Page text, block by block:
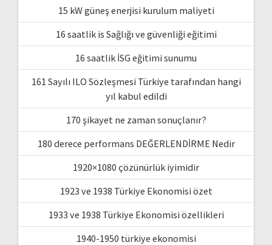
15 kW güneş enerjisi kurulum maliyeti
16 saatlik is Sağlığı ve güvenliği eğitimi
16 saatlik İSG eğitimi sunumu
161 Sayılı ILO Sözleşmesi Türkiye tarafından hangi
yıl kabul edildi
170 şikayet ne zaman sonuçlanır?
180 derece performans DEĞERLENDİRME Nedir
1920×1080 çözünürlük iyimidir
1923 ve 1938 Türkiye Ekonomisi özet
1933 ve 1938 Türkiye Ekonomisi özellikleri
1940-1950 türkiye ekonomisi